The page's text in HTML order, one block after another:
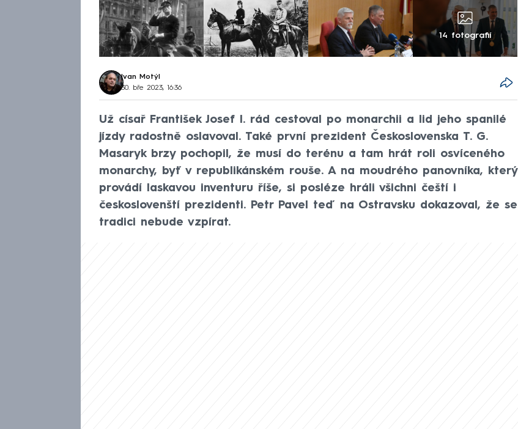
14 fotografií
Ivan Motýl
30. bře 2023, 16:36
Už císař František Josef I. rád cestoval po monarchii a lid jeho spanilé
jízdy radostně oslavoval. Také první prezident Československa T. G.
Masaryk brzy pochopil, že musí do terénu a tam hrát roli osvíceného
monarchy, byť v republikánském rouše. A na moudrého panovníka, který
provádí laskavou inventuru říše, si posléze hráli všichni čeští i
českoslovenští prezidenti. Petr Pavel teď na Ostravsku dokazoval, že se
tradici nebude vzpírat.